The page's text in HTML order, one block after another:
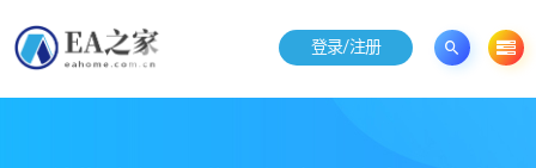
登录/注册